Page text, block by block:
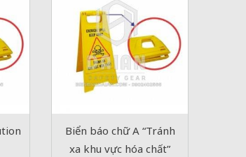
Biển báo chữ A “Tránh
xa khu vực hóa chất”